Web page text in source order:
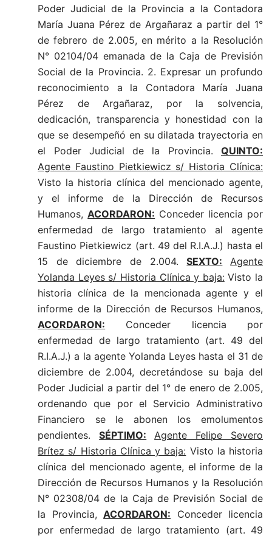
Poder Judicial de la Provincia a la Contadora
María Juana Pérez de Argañaraz a partir del 1°
de febrero de 2.005, en mérito a la Resolución
N° 02104/04 emanada de la Caja de Previsión
Social de la Provincia. 2. Expresar un profundo
reconocimiento a la Contadora María Juana
Pérez de Argañaraz, por la solvencia,
dedicación, transparencia y honestidad con la
que se desempeñó en su dilatada trayectoria en
el Poder Judicial de la Provincia. QUINTO:
Agente Faustino Pietkiewicz s/ Historia Clínica:
Visto la historia clínica del mencionado agente,
y el informe de la Dirección de Recursos
Humanos,ACORDARON: Conceder licencia por
enfermedad de largo tratamiento al agente
Faustino Pietkiewicz (art. 49 del R.I.A.J.) hasta el
15 de diciembre de 2.004.SEXTO:
Agente
Yolanda Leyes s/ Historia Clínica y baja:Visto la
historia clínica de la mencionada agente y el
informe de la Dirección de Recursos Humanos,
ACORDARON: Conceder licencia por
enfermedad de largo tratamiento (art. 49 del
R.I.A.J.) a la agente Yolanda Leyes hasta el 31 de
diciembre de 2.004, decretándose su baja del
Poder Judicial a partir del 1° de enero de 2.005,
ordenando que por el Servicio Administrativo
Financiero se le abonen los emolumentos
pendientes.SÉPTIMO:
Agente Felipe Severo
Brítez s/ Historia Clínica y baja: Visto la historia
clínica del mencionado agente, el informe de la
Dirección de Recursos Humanos y la Resolución
N° 02308/04 de la Caja de Previsión Social de
la Provincia,ACORDARON: Conceder licencia
por enfermedad de largo tratamiento (art. 49